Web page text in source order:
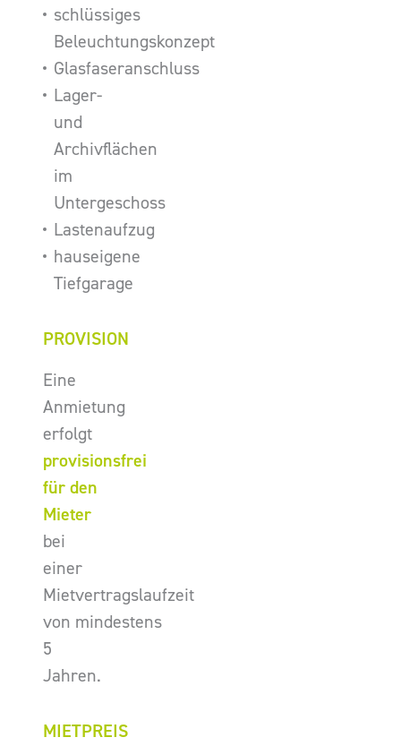
schlüssiges
Beleuchtungskonzept
Glasfaseranschluss
Lager-
und
Archivflächen
im
Untergeschoss
Lastenaufzug
hauseigene
Tiefgarage
PROVISION
Eine
Anmietung
erfolgt
provisionsfrei
für den
Mieter
bei
einer
Mietvertragslaufzeit
von mindestens
5
Jahren.
MIETPREIS